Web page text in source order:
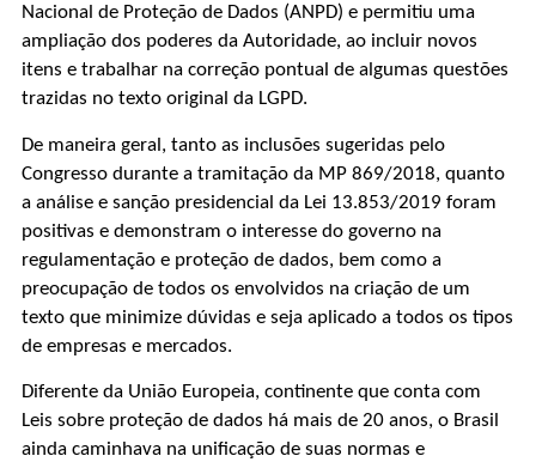
Nacional de Proteção de Dados (ANPD) e permitiu uma
ampliação dos poderes da Autoridade, ao incluir novos
itens e trabalhar na correção pontual de algumas questões
trazidas no texto original da LGPD.
De maneira geral, tanto as inclusões sugeridas pelo
Congresso durante a tramitação da MP 869/2018, quanto
a análise e sanção presidencial da Lei 13.853/2019 foram
positivas e demonstram o interesse do governo na
regulamentação e proteção de dados, bem como a
preocupação de todos os envolvidos na criação de um
texto que minimize dúvidas e seja aplicado a todos os tipos
de empresas e mercados.
Diferente da União Europeia, continente que conta com
Leis sobre proteção de dados há mais de 20 anos, o Brasil
ainda caminhava na unificação de suas normas e